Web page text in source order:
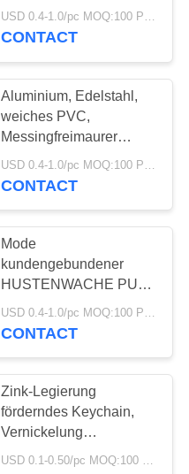
Legierungs-Emblem des
Zink-3D, antike
USD 0.4-1.0/pc MOQ:100 PC pro Entwurf
CONTACT
Aluminium, Edelstahl,
weiches PVC,
Messingfreimaurer
ledernes Keychain mit
Prägedruck
CONTACT
Mode
kundengebundener
HUSTENWACHE PU-
Leder-Taschen-Ausweis
für förderndes Geschenk
USD 0.4-1.0/pc MOQ:100 PC pro Entwurf
CONTACT
Zink-Legierung
förderndes Keychain,
Vernickelung
Hollywood-
USD 0.1-0.50/pc MOQ:100 PC pro Entwurf